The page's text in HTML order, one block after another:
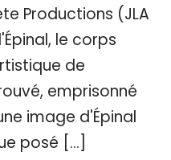
Productions (JLA
le corps
de
emprisonné
image d'Épinal
posé […]